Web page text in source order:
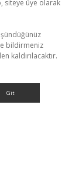
siteye üye olarak
bildirmeniz
kaldırılacaktır.